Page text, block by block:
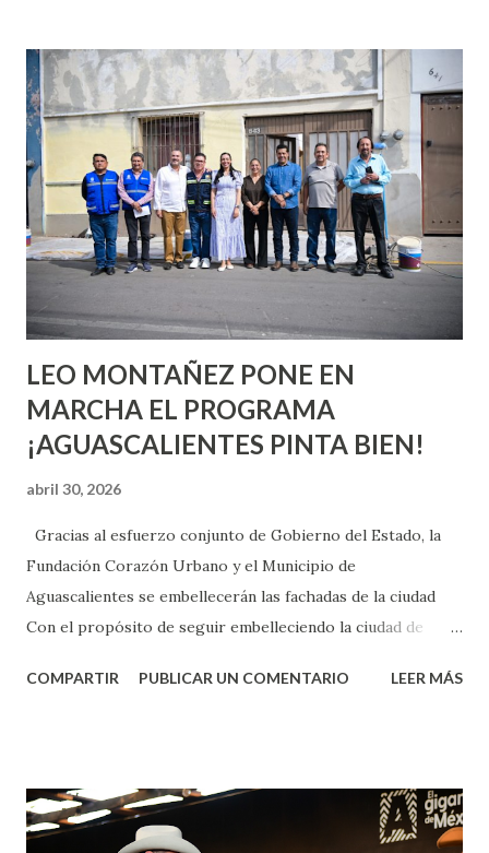
conoces ni la mitad de lo que deberías saber. Pero incluso
quienes ya han tenido relaciones sexuales no son expertos
o expertas en el tema. Siempre hay algo nuevo que
aprender y nuevas experiencias que conocer. Si eres una
chica y aún no has tenido relaciones sexuales, tal vez
pienses que el sexo será increíble y no puedas esperar para
experimentarlo, pero como cualquier persona con
experiencia te dirá, siempre es mejor cuando ambas partes
son suficientemen...
LEO MONTAÑEZ PONE EN
MARCHA EL PROGRAMA
¡AGUASCALIENTES PINTA BIEN!
abril 30, 2026
Gracias al esfuerzo conjunto de Gobierno del Estado, la
Fundación Corazón Urbano y el Municipio de
Aguascalientes se embellecerán las fachadas de la ciudad
Con el propósito de seguir embelleciendo la ciudad de
municipal, Leo Montañez dio inicio al programa
Corazón Urbano y el Municipio capital. Leo Montañez
informó que en este programa se usarán cerca de 90 mil
COMPARTIR PUBLICAR UN COMENTARIO LEER MÁS